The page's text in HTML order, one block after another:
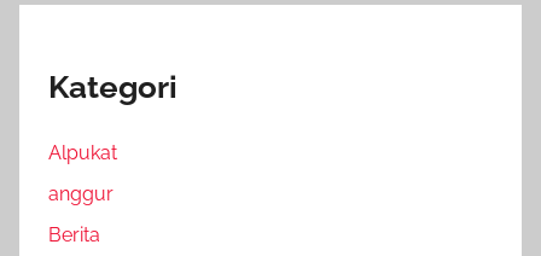
Kategori
Alpukat
anggur
Berita